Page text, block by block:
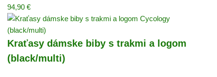
94,90 €
Kraťasy dámske biby s trakmi a logom
(black/multi)